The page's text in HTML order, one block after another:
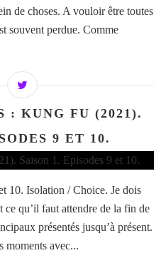
de choses. A vouloir être toutes
souvent perdue. Comme
: KUNG FU (2021).
9 ET 10.
10. Isolation / Choice. Je dois
ce qu’il faut attendre de la fin de
présentés jusqu’à présent.
moments avec...